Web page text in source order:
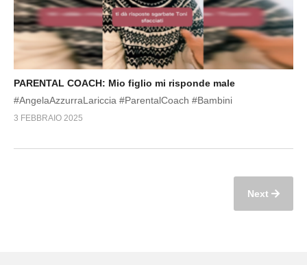
PARENTAL COACH: Mio figlio mi risponde male
#AngelaAzzurraLariccia #ParentalCoach #Bambini
3 FEBBRAIO 2025
Next